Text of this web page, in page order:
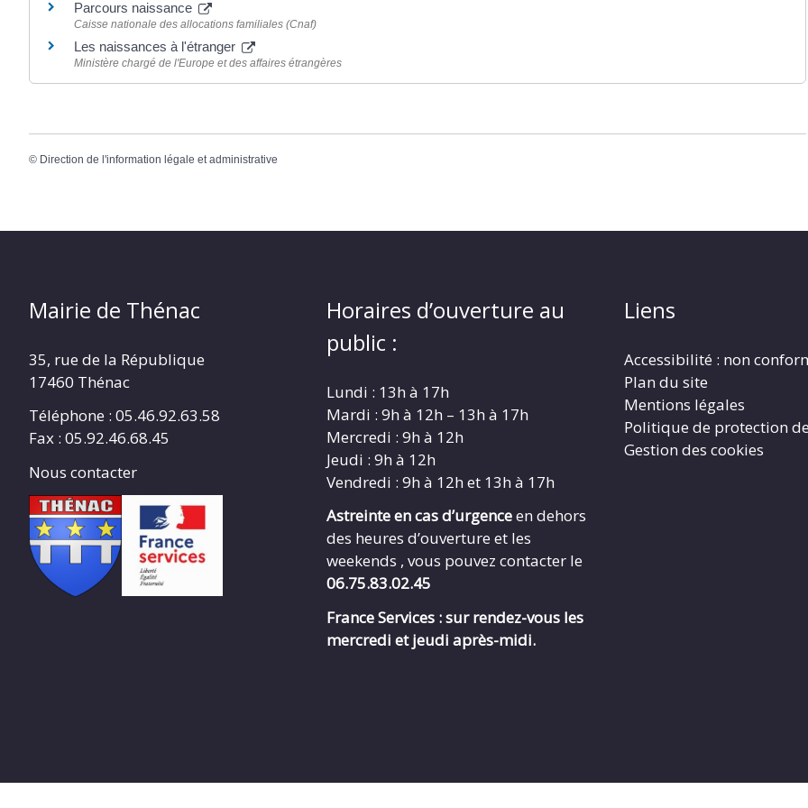
Parcours naissance
Caisse nationale des allocations familiales (Cnaf)
Les naissances à l'étranger
Ministère chargé de l'Europe et des affaires étrangères
© Direction de l'information légale et administrative
Mairie de Thénac
35, rue de la République
17460 Thénac
Téléphone : 05.46.92.63.58
Fax : 05.92.46.68.45
Nous contacter
Horaires d’ouverture au
public :
Lundi : 13h à 17h
Mardi : 9h à 12h – 13h à 17h
Mercredi : 9h à 12h
Jeudi : 9h à 12h
Vendredi : 9h à 12h et 13h à 17h
Astreinte en cas d’urgenceen dehors
des heures d’ouverture et les
weekends , vous pouvez contacter le
06.75.83.02.45
France Services : sur rendez-vous les
mercredi et jeudi après-midi.
Liens
Accessibilité : non
Plan du site
Mentions légales
Politique de protection
Gestion des cookies